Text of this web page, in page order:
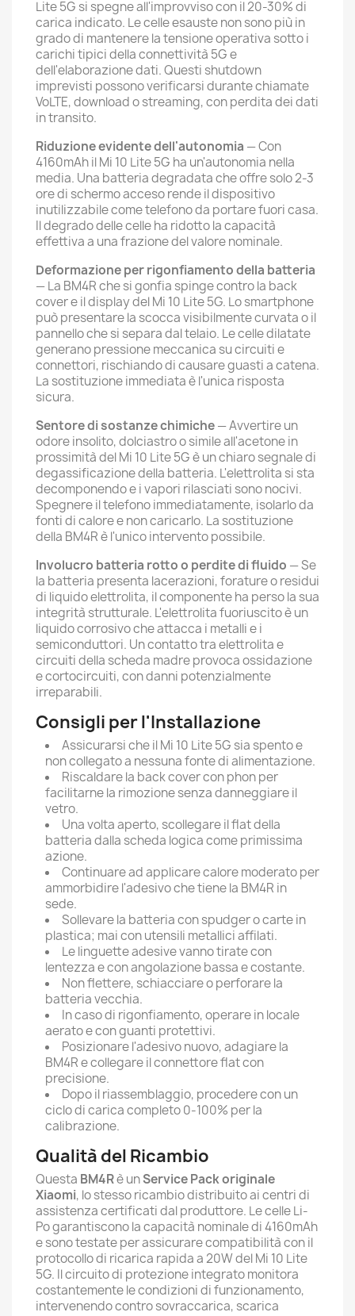
Lite 5G si spegne all'improvviso con il 20-30% di
carica indicato. Le celle esauste non sono più in
grado di mantenere la tensione operativa sotto i
carichi tipici della connettività 5G e
dell'elaborazione dati. Questi shutdown
imprevisti possono verificarsi durante chiamate
VoLTE, download o streaming, con perdita dei dati
in transito.
Riduzione evidente dell'autonomia — Con
4160mAh il Mi 10 Lite 5G ha un'autonomia nella
media. Una batteria degradata che offre solo 2-3
ore di schermo acceso rende il dispositivo
inutilizzabile come telefono da portare fuori casa.
Il degrado delle celle ha ridotto la capacità
effettiva a una frazione del valore nominale.
Deformazione per rigonfiamento della batteria
— La BM4R che si gonfia spinge contro la back
cover e il display del Mi 10 Lite 5G. Lo smartphone
può presentare la scocca visibilmente curvata o il
pannello che si separa dal telaio. Le celle dilatate
generano pressione meccanica su circuiti e
connettori, rischiando di causare guasti a catena.
La sostituzione immediata è l'unica risposta
sicura.
Sentore di sostanze chimiche— Avvertire un
odore insolito, dolciastro o simile all'acetone in
prossimità del Mi 10 Lite 5G è un chiaro segnale di
degassificazione della batteria. L'elettrolita si sta
decomponendo e i vapori rilasciati sono nocivi.
Spegnere il telefono immediatamente, isolarlo da
fonti di calore e non caricarlo. La sostituzione
della BM4R è l'unico intervento possibile.
Involucro batteria rotto o perdite di fluido — Se
la batteria presenta lacerazioni, forature o residui
di liquido elettrolita, il componente ha perso la sua
integrità strutturale. L'elettrolita fuoriuscito è un
liquido corrosivo che attacca i metalli e i
semiconduttori. Un contatto tra elettrolita e
circuiti della scheda madre provoca ossidazione
e cortocircuiti, con danni potenzialmente
irreparabili.
Consigli per l'Installazione
Assicurarsi che il Mi 10 Lite 5G sia spento e
non collegato a nessuna fonte di alimentazione.
Riscaldare la back cover con phon per
facilitarne la rimozione senza danneggiare il
vetro.
Una volta aperto, scollegare il flat della
batteria dalla scheda logica come primissima
azione.
Continuare ad applicare calore moderato per
ammorbidire l'adesivo che tiene la BM4R in
sede.
Sollevare la batteria con spudger o carte in
plastica; mai con utensili metallici affilati.
Le linguette adesive vanno tirate con
lentezza e con angolazione bassa e costante.
Non flettere, schiacciare o perforare la
batteria vecchia.
In caso di rigonfiamento, operare in locale
aerato e con guanti protettivi.
Posizionare l'adesivo nuovo, adagiare la
BM4R e collegare il connettore flat con
precisione.
Dopo il riassemblaggio, procedere con un
ciclo di carica completo 0-100% per la
calibrazione.
Qualità del Ricambio
Questa BM4Rè unService Pack originale
Xiaomi, lo stesso ricambio distribuito ai centri di
assistenza certificati dal produttore. Le celle Li-
Po garantiscono la capacità nominale di 4160mAh
e sono testate per assicurare compatibilità con il
protocollo di ricarica rapida a 20W del Mi 10 Lite
5G. Il circuito di protezione integrato monitora
costantemente le condizioni di funzionamento,
intervenendo contro sovraccarica, scarica